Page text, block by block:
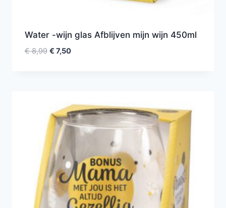
Water -wijn glas Afblijven mijn wijn 450ml
€8,99 € 7,50